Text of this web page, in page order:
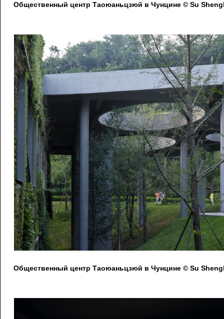
Общественный центр Таоюаньцзюй в Чунцине © Su
Общественный центр Таоюаньцзюй в Чунцине © Su